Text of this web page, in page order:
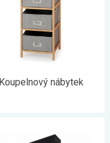
Koupelnový nábytek